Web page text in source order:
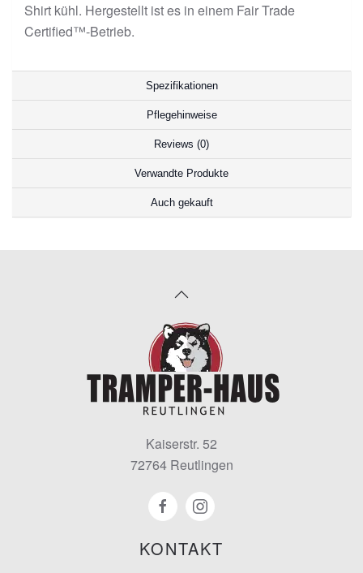
Shirt kühl. Hergestellt ist es in einem Fair Trade
Certified™-Betrieb.
Spezifikationen
Pflegehinweise
Reviews (0)
Verwandte Produkte
Auch gekauft
KONTAKT
Kaiserstr. 52
72764 Reutlingen